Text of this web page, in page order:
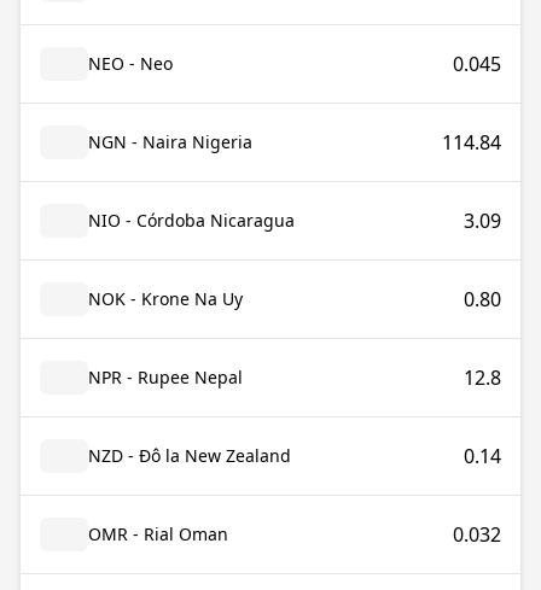
NEO - Neo 0.045
NGN - Naira Nigeria 114.84
NIO - Córdoba Nicaragua 3.09
NOK - Krone Na Uy 0.80
NPR - Rupee Nepal 12.8
NZD - Đô la New Zealand 0.14
OMR - Rial Oman 0.032